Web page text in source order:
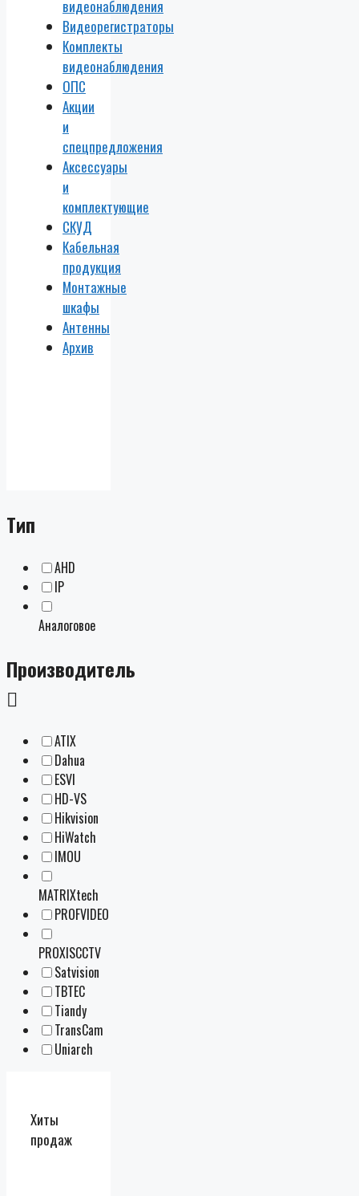
видеонаблюдения
Видеорегистраторы
Комплекты
видеонаблюдения
ОПС
Акции
и
спецпредложения
Аксессуары
и
комплектующие
СКУД
Кабельная
продукция
Монтажные
шкафы
Антенны
Архив
Тип
AHD
IP
Аналоговое
Производитель
ATIX
Dahua
ESVI
HD-VS
Hikvision
HiWatch
IMOU
MATRIXtech
PROFVIDEO
PROXISCCTV
Satvision
TBTEC
Tiandy
TransCam
Uniarch
Хиты
продаж